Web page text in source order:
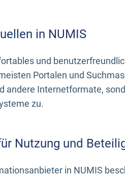
in NUMIS
und
Portalen und
andere Internetformate,
zu.
Nutzung und
in NUMIS